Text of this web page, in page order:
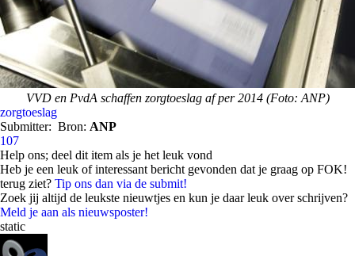
VVD en PvdA schaffen zorgtoeslag af per 2014 (Foto: ANP)
zorgtoeslag
Submitter: Bron: ANP
107
Help ons; deel dit item als je het leuk vond
Heb je een leuk of interessant bericht gevonden dat je graag op FOK!
terug ziet? Tip ons dan via de submit!
Zoek jij altijd de leukste nieuwtjes en kun je daar leuk over schrijven?
Meld je aan als nieuwsposter!
static